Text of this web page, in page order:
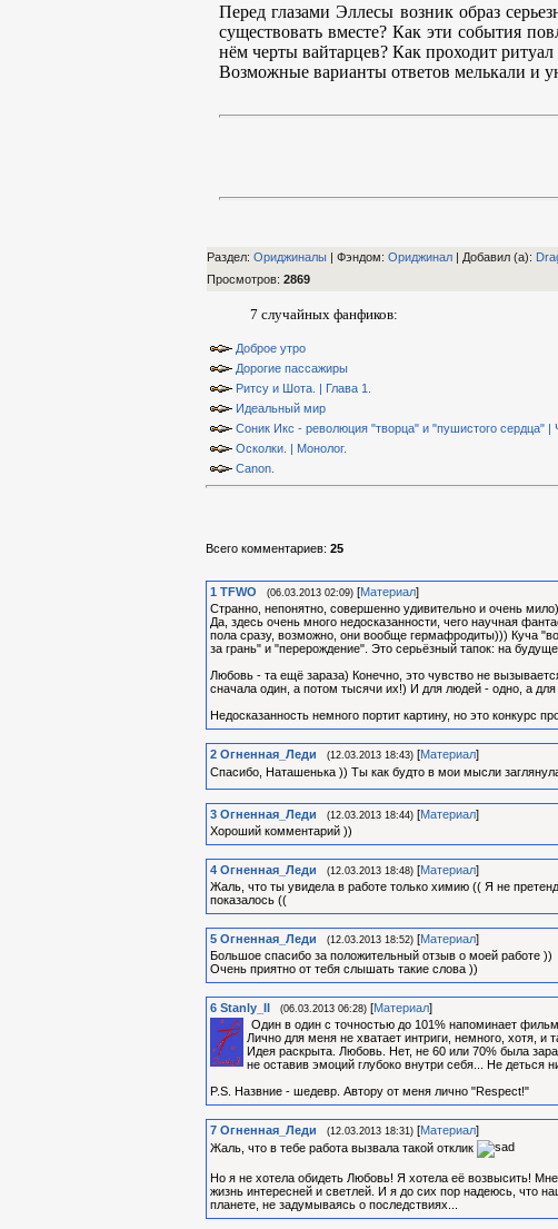
Перед глазами Эллесы возник образ
существовать вместе? Как эти события
нём черты вайтарцев? Как проходит
Возможные варианты ответов мелькали и
Раздел: Ориджиналы | Фэндом: Ориджинал | Добавил (а):
Просмотров: 2869
7 случайных фанфиков:
Доброе утро
Дорогие пассажиры
Ритсу и Шота. | Глава 1.
Идеальный мир
Соник Икс - революция "творца" и "пушистого сердца" |
Осколки. | Монолог.
Canon.
Всего комментариев: 25
1 TFWO (06.03.2013 02:09) [Материал]
Странно, непонятно, совершенно удивительно и очень мило)
Да, здесь очень много недосказанности, чего научная
пола сразу, возможно, они вообще гермафродиты))) Куча
за грань" и "перерождение". Это серьёзный тапок: на
Любовь - та ещё зараза) Конечно, это чувство не
сначала один, а потом тысячи их!) И для людей - одно, а
Недосказанность немного портит картину, но это
2 Огненная_Леди (12.03.2013 18:43) [Материал]
Спасибо, Наташенька )) Ты как будто в мои мысли
3 Огненная_Леди (12.03.2013 18:44) [Материал]
Хороший комментарий ))
4 Огненная_Леди (12.03.2013 18:48) [Материал]
Жаль, что ты увидела в работе только химию (( Я не
показалось ((
5 Огненная_Леди (12.03.2013 18:52) [Материал]
Большое спасибо за положительный отзыв о моей работе ))
Очень приятно от тебя слышать такие слова ))
6 Stanly_II (06.03.2013 06:28) [Материал]
Один в один с точностью до 101% напоминает
Лично для меня не хватает интриги, немного, хотя, и
Идея раскрыта. Любовь. Нет, не 60 или 70% была
не оставив эмоций глубоко внутри себя... Не деться
P.S. Назвние - шедевр. Автору от меня лично "Respect!"
7 Огненная_Леди (12.03.2013 18:31) [Материал]
Жаль, что в тебе работа вызвала такой отклик
Но я не хотела обидеть Любовь! Я хотела её возвысить!
жизнь интересней и светлей. И я до сих пор надеюсь, что
планете, не задумываясь о последствиях...